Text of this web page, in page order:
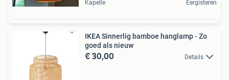
Kapelle Eergisteren
IKEA Sinnerlig bamboe hanglamp - Zo
goed als nieuw
€ 30,00 Details